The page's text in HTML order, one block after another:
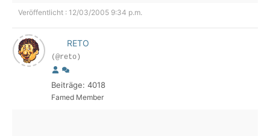
Veröffentlicht : 12/03/2005 9:34 p.m.
RETO
(@reto)
Beiträge: 4018
Famed Member